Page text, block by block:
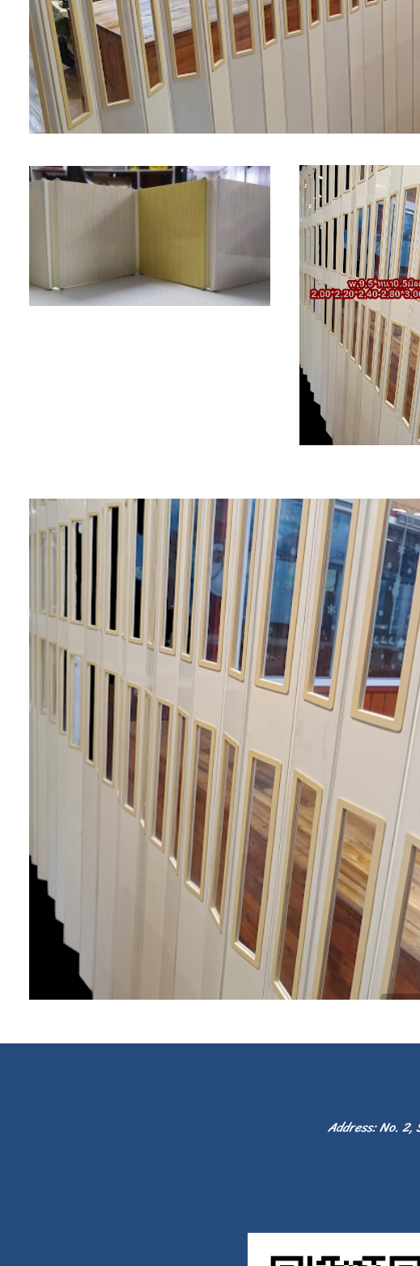
Address: No. 2,